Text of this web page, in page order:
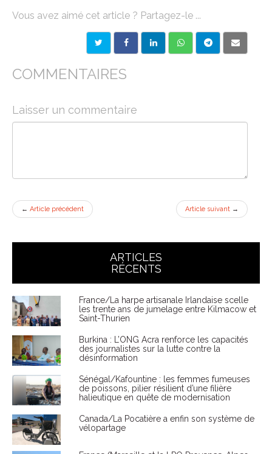
Vous avez aimé cet article ? Partagez-le ...
COMMENTAIRES
Laisser un commentaire
← Article précédent Article suivant →
ARTICLES
RÉCENTS
France/La harpe artisanale Irlandaise scelle
les trente ans de jumelage entre Kilmacow et
Saint-Thurien
Burkina : L’ONG Acra renforce les capacités
des journalistes sur la lutte contre la
désinformation
Sénégal/Kafountine : les femmes fumeuses
de poissons, pilier résilient d’une filière
halieutique en quête de modernisation
Canada/La Pocatière a enfin son système de
vélopartage